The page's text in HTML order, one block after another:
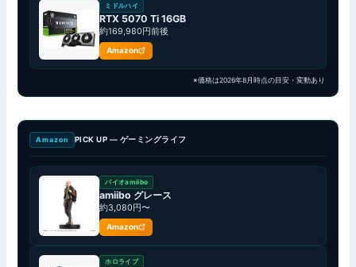
ミドルハイ
RTX 5070 Ti 16GB
約169,980円前後
Amazon
※価格は2026年8月時点の目安・変動あり
Amazon PICK UP — ゲーミングライフ
バイオamiibo
amiibo グレース
約3,080円〜
Amazon
ホロライブ